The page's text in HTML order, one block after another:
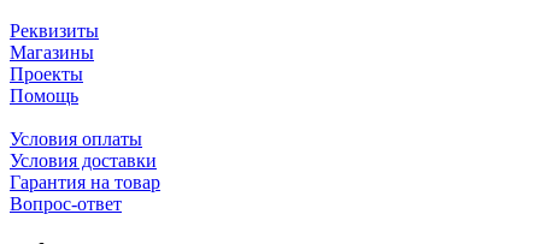
Реквизиты
Магазины
Проекты
Помощь
Условия оплаты
Условия доставки
Гарантия на товар
Вопрос-ответ